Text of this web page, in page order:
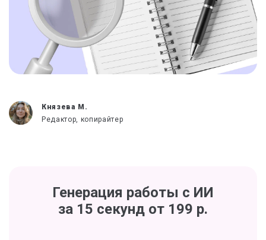
Князева М.
Редактор, копирайтер
Генерация работы с ИИ
за 15 секунд от 199 р.